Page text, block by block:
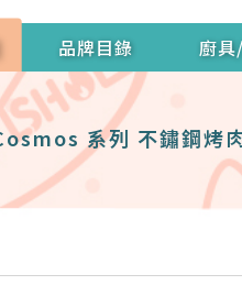
品牌目錄 廚
系列 不鏽鋼烤